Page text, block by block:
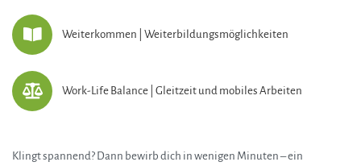
Weiterkommen | Weiterbildungsmöglichkeiten
Work-Life Balance | Gleitzeit und mobiles Arbeiten
Klingt spannend? Dann bewirb dich in wenigen Minuten – ein